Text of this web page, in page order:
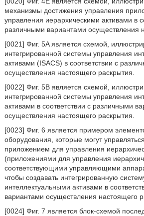
механизмы достижения управления
управления иерархическими активами в
различными вариантами осуществления
[0021] Фиг. 5A является схемой,
интегрированной системы управления
активами (ISACS) в соответствии с
осуществления настоящего раскрытия.
[0022] Фиг. 5B является схемой,
интегрированной системы управления
активами в соответствии с различными
осуществления настоящего раскрытия.
[0023] Фиг. 6 является примером
оборудования, которые могут
приложением для управления
(приложениями для управления
соответствующими управляющими
чтобы создавать интегрированную
интеллектуальными активами в
вариантами осуществления настоящего
[0024] Фиг. 7 является блок-схемой